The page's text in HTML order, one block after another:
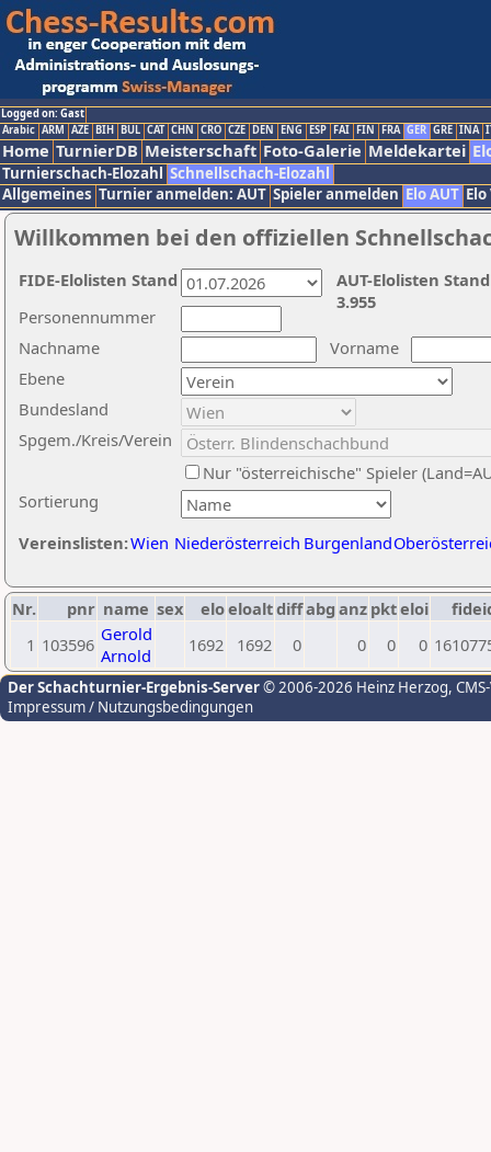
Logged on: Gast
Arabic ARM AZE BIH BUL CAT CHN CRO CZE DEN ENG ESP FAI FIN FRA GER GRE INA
Home TurnierDB Meisterschaft Foto-Galerie Meldekartei
Turnierschach-Elozahl Schnellschach-Elozahl
Allgemeines Turnier anmelden: AUT Spieler anmelden Elo AUT
Willkommen bei den offiziellen
Nachname
Vorname
Ebene
Sortierung
Personennummer
Bundesland
Spgem./Kreis/Verein
Nur "österreichische" Spieler
Vereinslisten:Wien Niederösterreich Burgenland
AUT-Elolisten
3.955
FIDE-Elolisten Stand
Nr. pnr name sex eloeloaltdiffabg anz pkteloi
1 103596 Gerold
Arnold
1692 1692 0 0 0 0
Der Schachturnier-Ergebnis-Server© 2006-2026 Heinz Herzog,
Impressum / Nutzungsbedingungen